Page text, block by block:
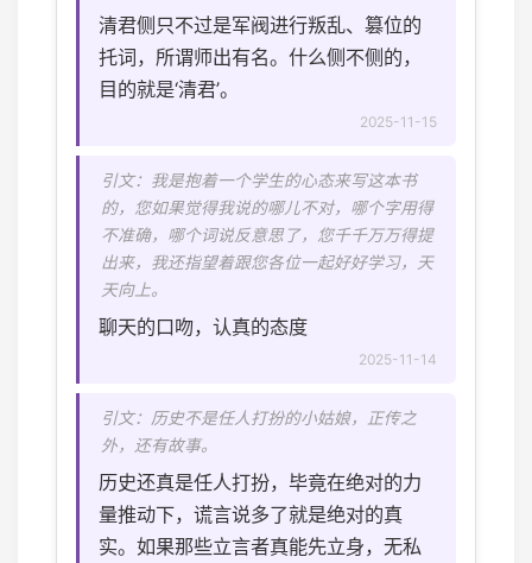
清君侧只不过是军阀进行叛乱、篡位的
托词，所谓师出有名。什么侧不侧的，
目的就是‘清君’。
2025-11-15
引文：我是抱着一个学生的心态来写这本书
的，您如果觉得我说的哪儿不对，哪个字用得
不准确，哪个词说反意思了，您千千万万得提
出来，我还指望着跟您各位一起好好学习，天
天向上。
聊天的口吻，认真的态度
2025-11-14
引文：历史不是任人打扮的小姑娘，正传之
外，还有故事。
历史还真是任人打扮，毕竟在绝对的力
量推动下，谎言说多了就是绝对的真
实。如果那些立言者真能先立身，无私